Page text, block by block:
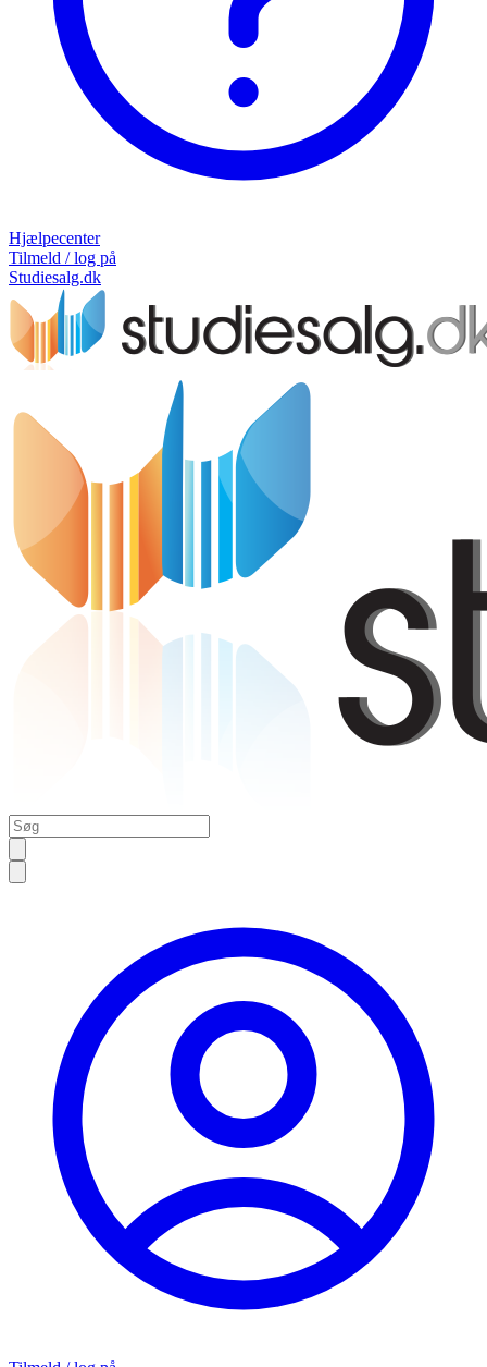
Hjælpecenter
Tilmeld / log på
Studiesalg.dk